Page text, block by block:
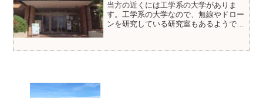
当方の近くには工学系の大学がありま
す。工学系の大学なので、無線やドロー
ンを研究している研究室もあるようで
て、蔵書はネットで検索できます。市民